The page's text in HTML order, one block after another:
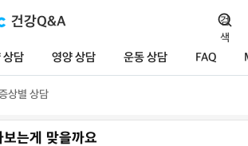
건강Q&A
상담 영양 상담 운동 상담 FAQ
검
색
상별 상담
는게 맞을까요